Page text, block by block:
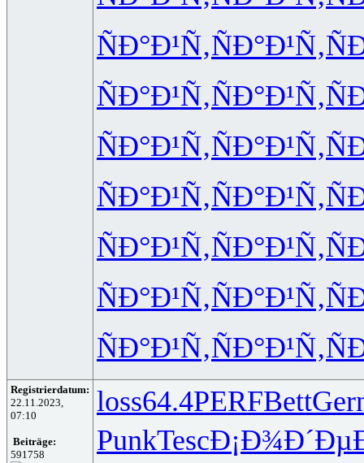
ÑÐ°Ð¹Ñ‚ÑÐ°Ð¹Ñ‚
ÑÐ°Ð¹Ñ‚ÑÐ°Ð¹Ñ‚
ÑÐ°Ð¹Ñ‚ÑÐ°Ð¹Ñ‚
ÑÐ°Ð¹Ñ‚ÑÐ°Ð¹Ñ‚
ÑÐ°Ð¹Ñ‚ÑÐ°Ð¹Ñ‚
ÑÐ°Ð¹Ñ‚ÑÐ°Ð¹Ñ‚
ÑÐ°Ð¹Ñ‚ÑÐ°Ð¹Ñ‚
Registrierdatum:
22.11.2023,
07:10
Beiträge:
591758
loss64.4PERFBett
PunkTescÐ¡Ð¾Ð´Ðµ